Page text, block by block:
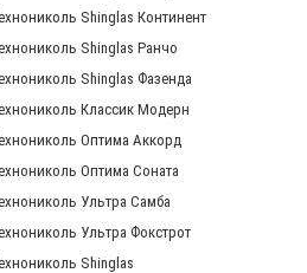
Shinglas Континент
Shinglas Ранчо
Shinglas Фазенда
Классик Модерн
Оптима Аккорд
Оптима Соната
Ультра Самба
Ультра Фокстрот
Shinglas